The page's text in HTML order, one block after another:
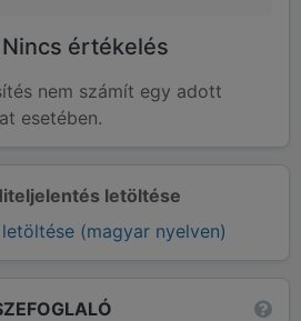
letöltése
(magyar nyelven)
Nincs értékelés
nem számít egy adott
esetében.